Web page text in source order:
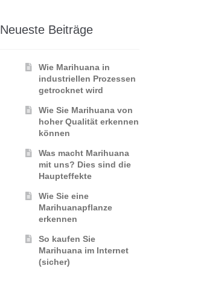
Neueste Beiträge
Wie Marihuana in
industriellen Prozessen
getrocknet wird
Wie Sie Marihuana von
hoher Qualität erkennen
können
Was macht Marihuana
mit uns? Dies sind die
Haupteffekte
Wie Sie eine
Marihuanapflanze
erkennen
So kaufen Sie
Marihuana im Internet
(sicher)